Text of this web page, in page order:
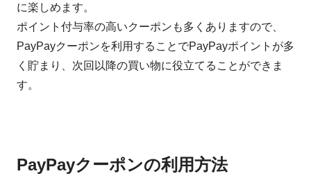
に楽しめます。
ポイント付与率の高いクーポンも多くありますので、
PayPayクーポンを利用することでPayPayポイントが多
く貯まり、次回以降の買い物に役立てることができま
す。
PayPayクーポンの利用方法